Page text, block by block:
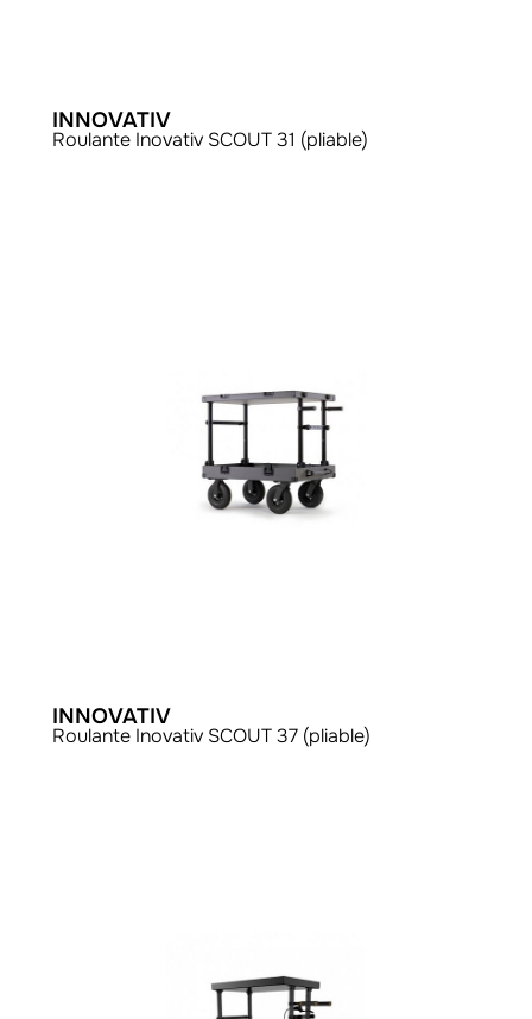
INNOVATIV
Roulante Inovativ SCOUT 31 (pliable)
INNOVATIV
Roulante Inovativ SCOUT 37 (pliable)